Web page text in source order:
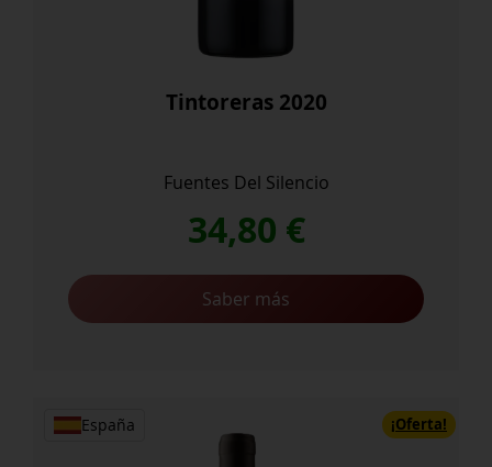
Tintoreras 2020
Fuentes Del Silencio
34,80 €
Saber más
España ¡Oferta!